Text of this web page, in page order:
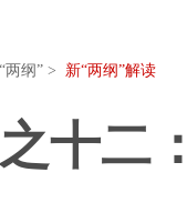
两纲” > 新“两纲”解读
十二